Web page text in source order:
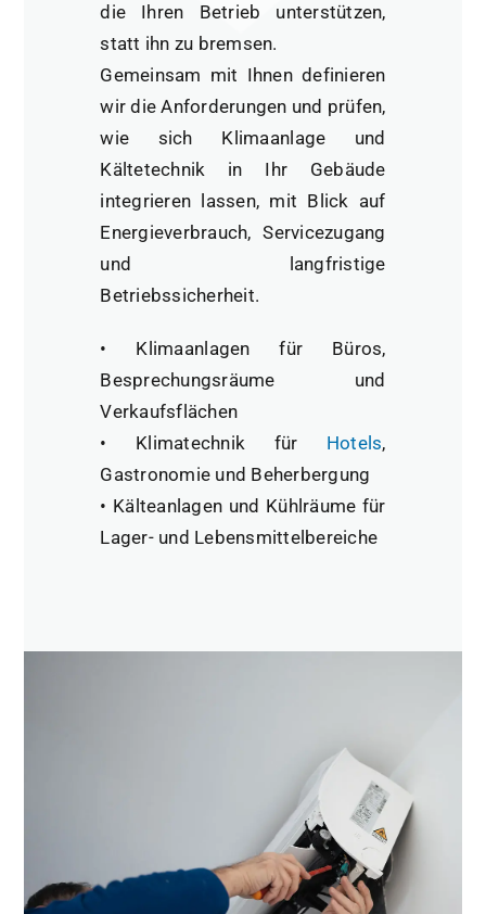
die Ihren Betrieb unterstützen,
statt ihn zu bremsen.
Gemeinsam mit Ihnen definieren
wir die Anforderungen und prüfen,
wie sich Klimaanlage und
Kältetechnik in Ihr Gebäude
integrieren lassen, mit Blick auf
Energieverbrauch, Servicezugang
und langfristige
Betriebssicherheit.
• Klimaanlagen für Büros,
Besprechungsräume und
Verkaufsflächen
• Klimatechnik für Hotels,
Gastronomie und Beherbergung
• Kälteanlagen und Kühlräume für
Lager- und Lebensmittelbereiche